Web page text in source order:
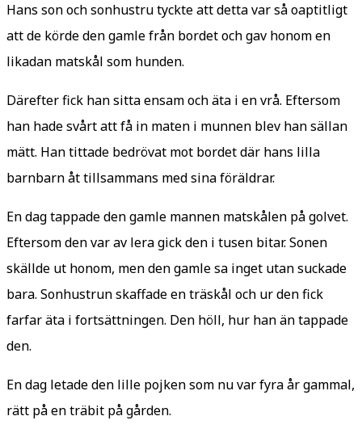
Hans son och sonhustru tyckte att detta var så oaptitligt
att de körde den gamle från bordet och gav honom en
likadan matskål som hunden.
Därefter fick han sitta ensam och äta i en vrå. Eftersom
han hade svårt att få in maten i munnen blev han sällan
mätt. Han tittade bedrövat mot bordet där hans lilla
barnbarn åt tillsammans med sina föräldrar.
En dag tappade den gamle mannen matskålen på golvet.
Eftersom den var av lera gick den i tusen bitar. Sonen
skällde ut honom, men den gamle sa inget utan suckade
bara. Sonhustrun skaffade en träskål och ur den fick
farfar äta i fortsättningen. Den höll, hur han än tappade
den.
En dag letade den lille pojken som nu var fyra år gammal,
rätt på en träbit på gården.